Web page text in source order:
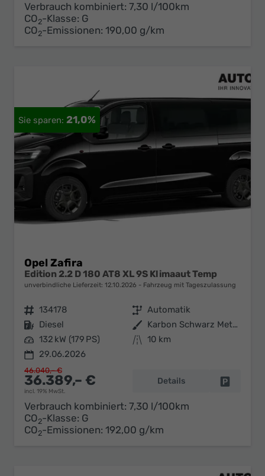
Verbrauch kombiniert: 7,30 l/100km
CO2-Klasse: G
CO2-Emissionen: 190,00 g/km
21,0%
Opel Zafira
Edition 2.2 D 180 AT8 XL 9S Klimaaut Temp
unverbindliche Lieferzeit: 12.10.2026 Fahrzeug mit Tageszulassung
Fahrzeugnr. 134178 Getriebe Automatik
Kraftstoff Diesel Außenfarbe
Karbon Schwarz Metallic
Leistung 132 kW (179 PS) Kilometerstand 10 km
29.06.2026
36.389,– €
incl. 19% MwSt.
46.040,– €
Details
Verbrauch kombiniert: 7,30 l/100km
CO2-Klasse: G
CO2-Emissionen: 192,00 g/km